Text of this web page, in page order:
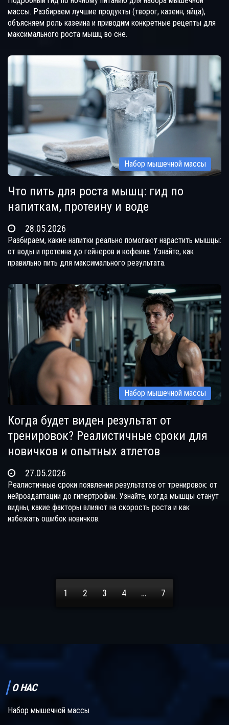
массы. Разбираем лучшие продукты (творог, казеин, яйца),
объясняем роль казеина и приводим конкретные рецепты для
максимального роста мышц во сне.
Набор мышечной массы
Что пить для роста мышц: гид по
напиткам, протеину и воде
28.05.2026
Разбираем, какие напитки реально помогают нарастить мышцы:
от воды и протеина до гейнеров и кофеина. Узнайте, как
правильно пить для максимального результата.
Набор мышечной массы
Когда будет виден результат от
тренировок? Реалистичные сроки для
новичков и опытных атлетов
27.05.2026
Реалистичные сроки появления результатов от тренировок: от
нейроадаптации до гипертрофии. Узнайте, когда мышцы станут
видны, какие факторы влияют на скорость роста и как
избежать ошибок новичков.
1 2 3 4 … 7
О НАС
Набор мышечной массы